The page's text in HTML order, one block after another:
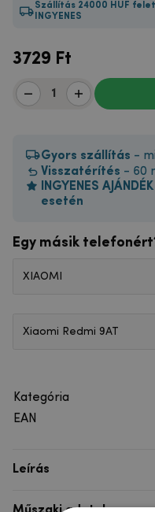
Szállítás 24000 HUF
INGYENES
3729 Ft
Gyors szállítás -
Visszatérítés - 60
INGYENES
esetén
Egy másik
XIAOMI
Xiaomi Redmi 9AT
Kategória
EAN
Leírás